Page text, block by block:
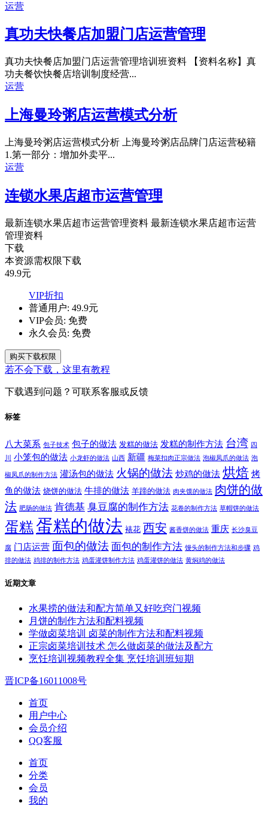
运营
真功夫快餐店加盟门店运营管理
真功夫快餐店加盟门店运营管理培训班资料 【资料名称】真
功夫餐饮快餐店培训制度经营...
运营
上海曼玲粥店运营模式分析
上海曼玲粥店运营模式分析 上海曼玲粥店品牌门店运营秘籍
1.第一部分：增加外卖平...
运营
连锁水果店超市运营管理
最新连锁水果店超市运营管理资料 最新连锁水果店超市运营
管理资料
下载
本资源需权限下载
49.9元
VIP折扣
普通用户: 49.9元
VIP会员: 免费
永久会员: 免费
购买下载权限
若不会下载，这里有教程
下载遇到问题？可联系客服或反馈
标签
八大菜系 包子技术 包子的做法 发糕的做法 发糕的制作方法 台湾 四
川
小笼包的做法 小龙虾的做法 山西 新疆 梅菜扣肉正宗做法 泡椒凤爪的做法 泡
椒凤爪的制作方法 灌汤包的做法 火锅的做法 炒鸡的做法 烘焙 烤
鱼的做法 烧饼的做法 牛排的做法 羊蹄的做法 肉夹馍的做法 肉饼的做
法 肥肠的做法 肯德基 臭豆腐的制作方法 花卷的制作方法 草帽饼的做法
蛋糕 蛋糕的做法 裱花 西安 酱香饼的做法 重庆 长沙臭豆
腐 门店运营 面包的做法 面包的制作方法 馒头的制作方法和步骤 鸡
排的做法 鸡排的制作方法 鸡蛋灌饼制作方法 鸡蛋灌饼的做法 黄焖鸡的做法
近期文章
水果捞的做法和配方简单又好吃窍门视频
月饼的制作方法和配料视频
学做卤菜培训 卤菜的制作方法和配料视频
正宗卤菜培训技术 怎么做卤菜的做法及配方
烹饪培训视频教程全集 烹饪培训班短期
晋ICP备16011008号
首页
用户中心
会员介绍
QQ客服
首页
分类
会员
我的